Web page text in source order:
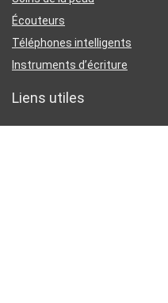
Écouteurs
Téléphones intelligents
Instruments d’écriture
Liens utiles